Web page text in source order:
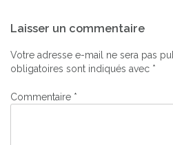
de
l’article
Laisser un commentaire
Votre adresse e-mail ne sera pas
obligatoires sont indiqués avec *
Commentaire *